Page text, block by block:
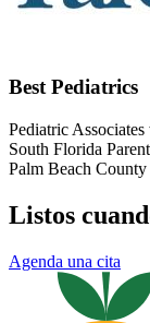
Best Pediatrics
Pediatric
South Florida
Palm Beach
Listos
Agenda una cita